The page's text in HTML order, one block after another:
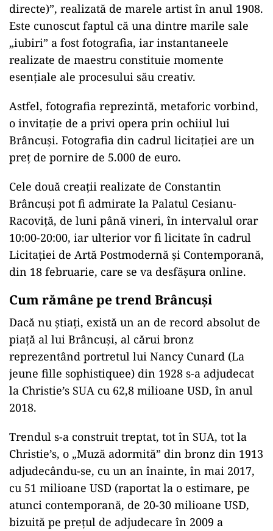
directe)”, realizată de marele artist în anul 1908.
Este cunoscut faptul că una dintre marile sale
„iubiri” a fost fotografia, iar instantaneele
realizate de maestru constituie momente
esențiale ale procesului său creativ.
Astfel, fotografia reprezintă, metaforic vorbind,
o invitație de a privi opera prin ochiiul lui
Brâncuși. Fotografia din cadrul licitației are un
preț de pornire de 5.000 de euro.
Cele două creații realizate de Constantin
Brâncuși pot fi admirate la Palatul Cesianu-
Racoviță, de luni până vineri, în intervalul orar
10:00-20:00, iar ulterior vor fi licitate în cadrul
Licitației de Artă Postmodernă și Contemporană,
din 18 februarie, care se va desfășura online.
Cum rămâne pe trend Brâncuși
Dacă nu știați, există un an de record absolut de
piață al lui Brâncuși, al cărui bronz
reprezentând portretul lui Nancy Cunard (La
jeune fille sophistiquee) din 1928 s-a adjudecat
la Christie’s SUA cu 62,8 milioane USD, în anul
2018.
Trendul s-a construit treptat, tot în SUA, tot la
Christie’s, o „Muză adormită” din bronz din 1913
adjudecându-se, cu un an înainte, în mai 2017,
cu 51 milioane USD (raportat la o estimare, pe
atunci contemporană, de 20-30 milioane USD,
bizuită pe prețul de adjudecare în 2009 a